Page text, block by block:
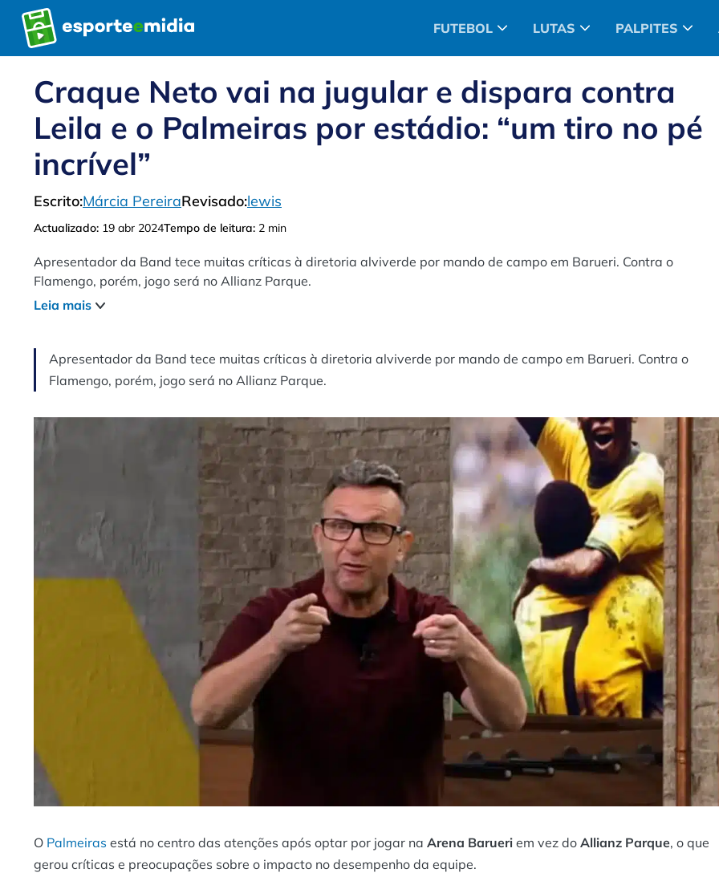
Pular
para
o
FUTEBOL LUTAS PALPITES
Craque Neto vai na jugular e dispara contra
Leila e o Palmeiras por estádio: “um tiro no pé
incrível”
Escrito:Márcia PereiraRevisado:lewis
Actualizado: 19 abr 2024Tempo de leitura: 2 min
Apresentador da Band tece muitas críticas à diretoria alviverde por mando de campo em Barueri. Contra o
Flamengo, porém, jogo será no Allianz Parque.
Leia mais
Apresentador da Band tece muitas críticas à diretoria alviverde por mando de campo em Barueri. Contra o
Flamengo, porém, jogo será no Allianz Parque.
O Palmeiras está no centro das atenções após optar por jogar na Arena Barueri em vez do Allianz Parque, o que
gerou críticas e preocupações sobre o impacto no desempenho da equipe.